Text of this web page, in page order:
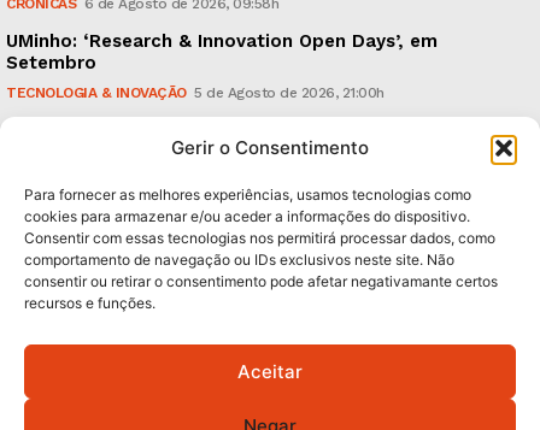
Gerir o Consentimento
Para fornecer as melhores experiências, usamos tecnologias como
cookies para armazenar e/ou aceder a informações do dispositivo.
Consentir com essas tecnologias nos permitirá processar dados, como
comportamento de navegação ou IDs exclusivos neste site. Não
consentir ou retirar o consentimento pode afetar negativamante certos
recursos e funções.
Aceitar
Negar
UMinho: ‘Research & Innovation Open Days’, em
Setembro
TECNOLOGIA & INOVAÇÃO 5 de Agosto de 2026, 21:00h
avança para a sua concretização
Subscreva Newsletter:
QUERO ADERIR